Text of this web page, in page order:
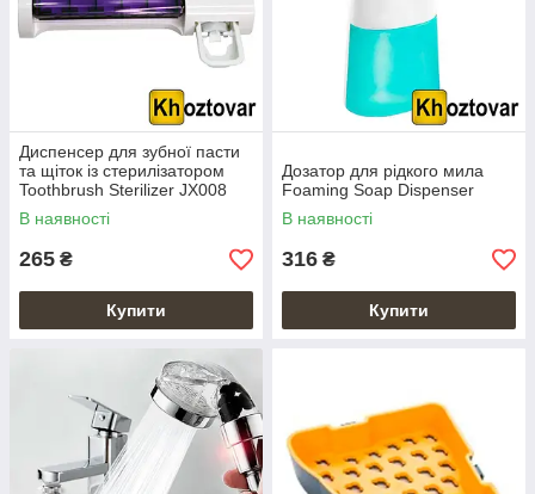
Диспенсер для зубної пасти
та щіток із стерилізатором
Toothbrush Sterilizer JX008
В наявності
265 ₴
Купити
Дозатор для рідкого мила
Foaming Soap Dispenser
В наявності
316 ₴
Купити